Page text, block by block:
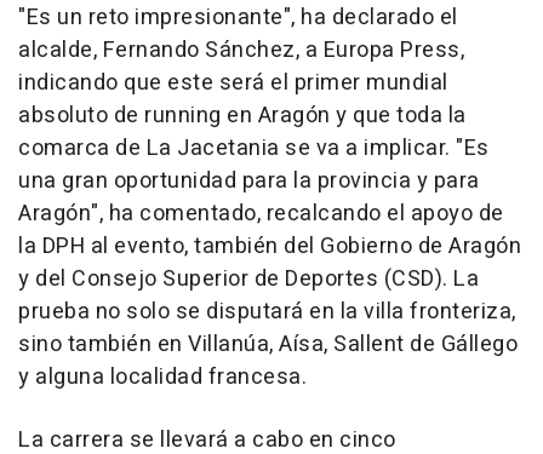
"Es un reto impresionante", ha declarado el
alcalde, Fernando Sánchez, a Europa Press,
indicando que este será el primer mundial
absoluto de running en Aragón y que toda la
comarca de La Jacetania se va a implicar. "Es
una gran oportunidad para la provincia y para
Aragón", ha comentado, recalcando el apoyo de
la DPH al evento, también del Gobierno de Aragón
y del Consejo Superior de Deportes (CSD). La
prueba no solo se disputará en la villa fronteriza,
sino también en Villanúa, Aísa, Sallent de Gállego
y alguna localidad francesa.
La carrera se llevará a cabo en cinco